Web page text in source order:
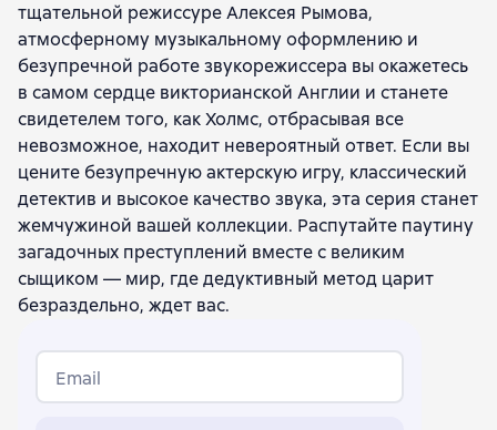
тщательной режиссуре Алексея Рымова,
атмосферному музыкальному оформлению и
безупречной работе звукорежиссера вы окажетесь
в самом сердце викторианской Англии и станете
свидетелем того, как Холмс, отбрасывая все
невозможное, находит невероятный ответ. Если вы
цените безупречную актерскую игру, классический
детектив и высокое качество звука, эта серия станет
жемчужиной вашей коллекции. Распутайте паутину
загадочных преступлений вместе с великим
сыщиком — мир, где дедуктивный метод царит
безраздельно, ждет вас.
Email